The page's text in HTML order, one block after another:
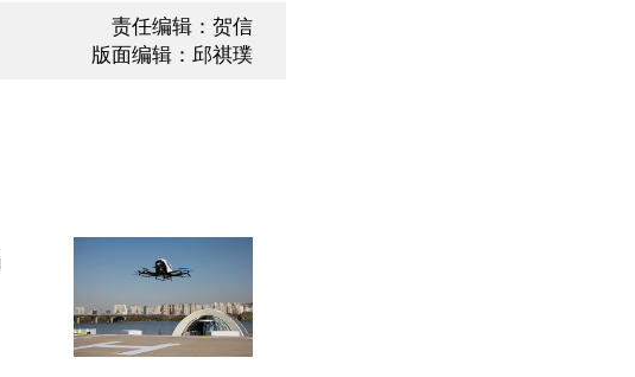
责任编辑：贺信
版面编辑：邱祺璞